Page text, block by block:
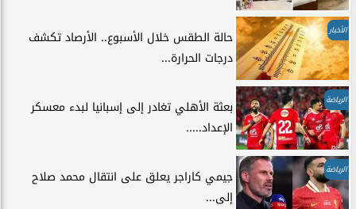
الأخبار
حالة الطقس خلال الأسبوع.. الأرصاد تكشف
درجات الحرارة...
الرياضة
بعثة الأهلي تغادر إلى إسبانيا لبدء معسكر
الإعداد.....
الرياضة
جيمي كاراجر يعلق على انتقال محمد صلاح
إلى...